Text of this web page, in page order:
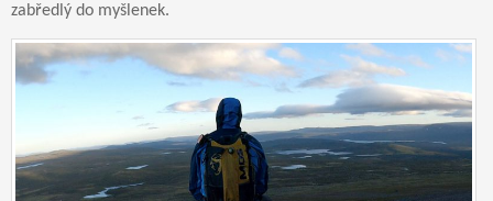
zabředlý do myšlenek.